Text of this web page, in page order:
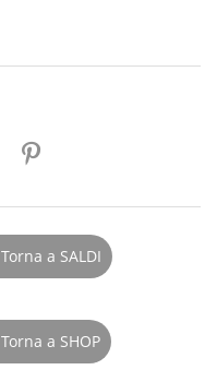
Torna a SALDI
Torna a SHOP